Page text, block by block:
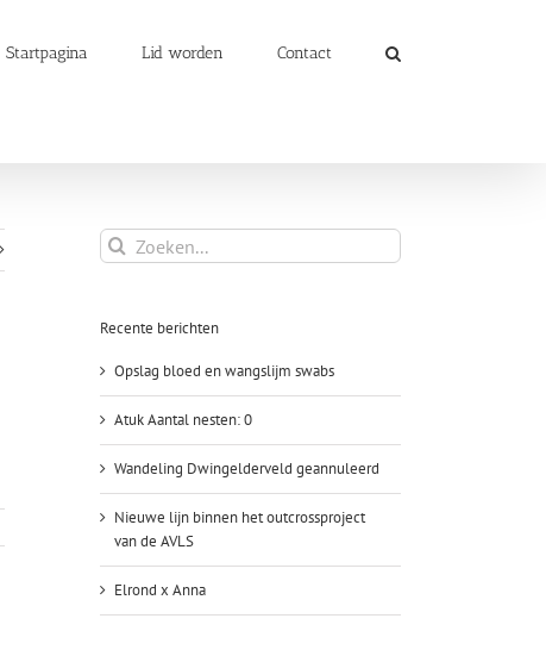
Startpagina Lid worden Contact
Zoeken
naar:
Recente berichten
Opslag bloed en wangslijm swabs
Atuk Aantal nesten: 0
Wandeling Dwingelderveld geannuleerd
Nieuwe lijn binnen het outcrossproject
van de AVLS
Elrond x Anna